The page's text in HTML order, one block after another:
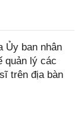
Ủy ban nhân
quản lý các
trên địa bàn